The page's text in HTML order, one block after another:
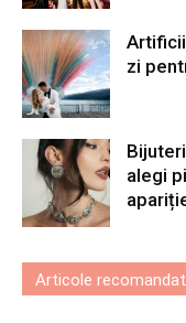
zi
alegi
Articole